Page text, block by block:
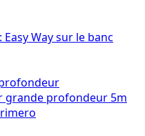
Way sur le banc
grande profondeur 5m